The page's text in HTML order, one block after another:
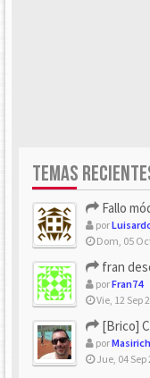
TEMAS
Fallo
por
Dom, 05
fran
porFran74
Vie, 12 Sep
[Brico]
por
Jue, 04 Sep